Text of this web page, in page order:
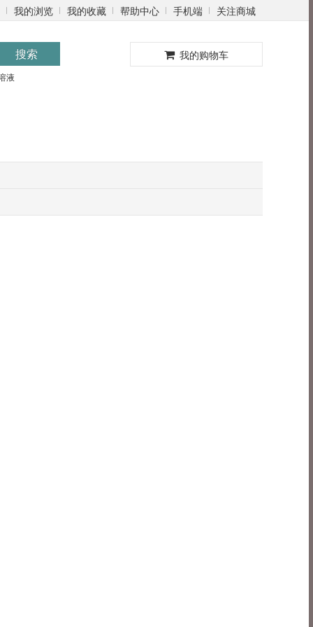
我的浏览 我的收藏 帮助中心 手机端 关注商城
搜索
液
我的购物车